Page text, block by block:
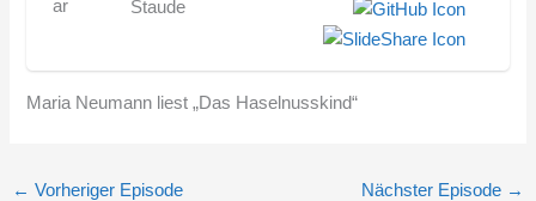
Staude
Maria Neumann liest „Das Haselnusskind“
← Vorheriger Episode Nächster Episode →